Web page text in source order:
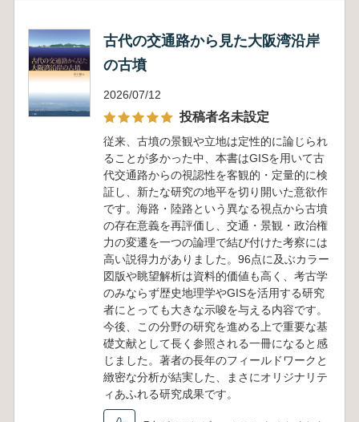
古代の交通路から見た大阪湾沿岸
の古墳
2026/07/12
投稿者名未設定
従来、古墳の景観や立地は定性的に論じられ
ることが多かった中、本書はGISを用いて古
代交通路からの視認性を客観的・定量的に検
証し、新たな研究の地平を切り開いた意欲作
です。海路・陸路という異なる視点から古墳
の存在意義を再評価し、交通・景観・政治権
力の変遷を一つの論理で結び付けた考察には
高い説得力がありました。96点に及ぶカラー
図版や眺望解析は資料的価値も高く、考古学
のみならず歴史地理学やGISを活用する研究
者にとっても大きな示唆を与える内容です。
今後、この分野の研究を進める上で重要な基
礎文献として長く参照される一冊になると感
じました。著者の長年のフィールドワークと
緻密な分析が結実した、まさにオリジナリテ
ィあふれる研究成果です。